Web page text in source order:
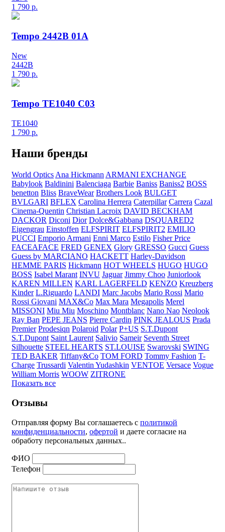
1 790 р.
Tempo 2442B 01A
New
2442B
1 790 р.
Tempo TE1040 C03
TE1040
1 790 р.
Наши бренды
World Optics Ana Hickmann ARMANI EXCHANGE
Babylook Baldinini Balenciaga Barbie Baniss Baniss2 BOSS
benetton Bliss BraveWear Brothers Look BULGET
BVLGARI BFLEX Carolina Herrera Caterpillar Carrera Cazal
Cinema-Quentin Christian Lacroix DAVID BECKHAM
DACKOR Diconi Dior Dolce&Gabbana DSQUARED2
Eigengrau Einstoffen ELFSPIRIT ELFSPIRIT2 EMILIO
PUCCI Emporio Armani Enni Marco Estilo Fisher Price
FACEAFACE FRED GENEX Glory GRESSO Gucci Guess
Guess by MARCIANO HACKETT Harley-Davidson
HEMME PARIS Hickmann HOT WHEELS HUGO HUGO
BOSS Isabel Marant INVU Jaguar Jimmy Choo Juniorlook
KAREN MILLEN KARL LAGERFELD KENZO Kreuzberg
Kinder L.Riguardo LANDI Marc Jacobs Mario Rossi Mario
Rossi Giovani MAX&Co Max Mara Megapolis Merel
MISSONI Miu Miu Moschino Montblanc Nano Nao Neolook
Ray Ban PEPE JEANS Pierre Cardin PINK JEALOUS Prada
Premier Prodesiqn Polaroid Polar P+US S.T.Dupont
S.T.Dupont Saint Laurent Salivio Sameir Seventh Street
Silhouette STEEL HEARTS ST.LOUISE Swarovski SWING
TED BAKER Tiffany&Co TOM FORD Tommy Fashion T-
Charge Trussardi Valentin Yudashkin VENTOE Versace Vogue
William Morris WOOW ZITRONE
Показать все
Отзывы
Отправляя форму Вы соглашаетесь с политикой
конфиденциальности, офертой и даете согласие на
обработу персональных данных..
ФИО
Телефон